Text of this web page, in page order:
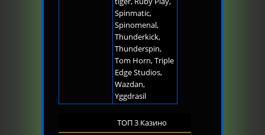
Spinmatic,
Spinomenal,
Thunderkick,
Thunderspin,
Tom Horn, Triple
Edge Studios,
Wazdan,
Yggdrasil
ТОП 3 Казино